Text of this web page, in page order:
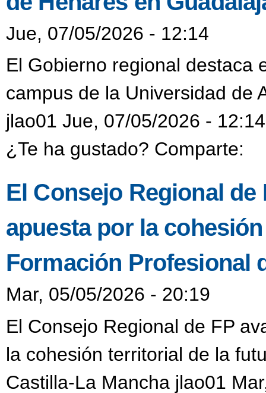
Jue, 07/05/2026 - 12:14
El Gobierno regional destaca
campus de la Universidad de
jlao01 Jue, 07/05/2026 - 12:14
¿Te ha gustado? Comparte:
El Consejo Regional de
apuesta por la
Formación Profesional
Mar, 05/05/2026 - 20:19
El Consejo Regional de FP
la cohesión territorial de la
Castilla-La Mancha jlao01